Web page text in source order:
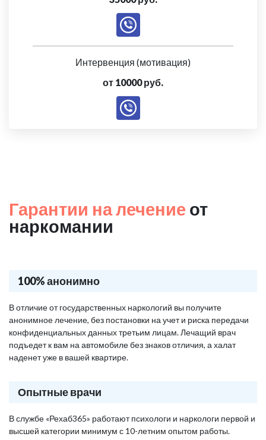
Интервенция (мотивация)
от 10000 руб.
Гарантии на лечение от
наркомании
100% анонимно
В отличие от государственных наркологий вы получите
анонимное лечение, без постановки на учет и риска передачи
конфиденциальных данных третьим лицам. Лечащий врач
подъедет к вам на автомобиле без знаков отличия, а халат
наденет уже в вашей квартире.
Опытные врачи
В службе «Рехаб365» работают психологи и наркологи первой и
высшей категории минимум с 10-летним опытом работы.